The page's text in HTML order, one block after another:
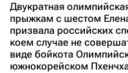
Двукратная
прыжкам с шестом
призвала российских
коем случае не
виде бойкота
южнокорейском